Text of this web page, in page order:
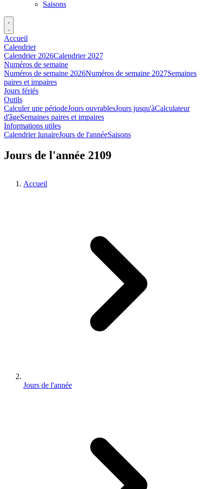
Saisons
Accueil
Calendrier
Calendrier 2026Calendrier 2027
Numéros de semaine
Numéros de semaine 2026Numéros de semaine 2027Semaines
paires et impaires
Jours fériés
Outils
Calculer une périodeJours ouvrablesJours jusqu'àCalculateur
d'âgeSemaines paires et impaires
Informations utiles
Calendrier lunaireJours de l'annéeSaisons
Jours de l'année 2109
Accueil
Jours de l'année